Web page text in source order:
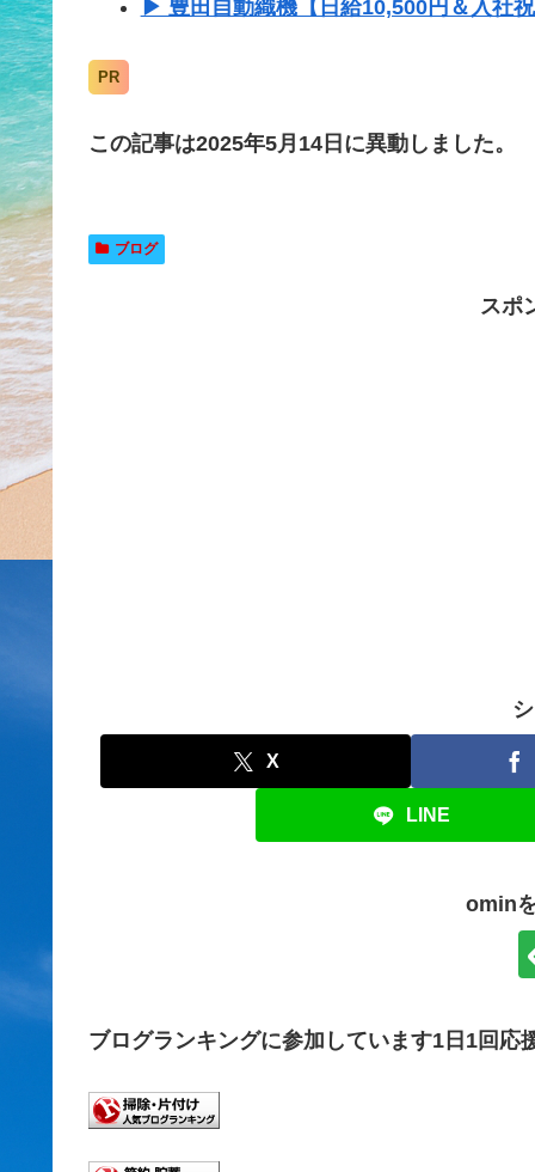
▶ 豊田自動織機【日給10,500円＆入社
PR
この記事は2025年5月14日に異動しました。
ブログ
スポ
X
LINE
omin
ブログランキングに参加しています1日1回応